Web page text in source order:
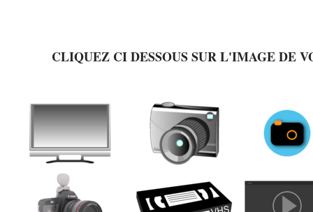
CLIQUEZ CI DESSOUS SUR L'IMAGE DE